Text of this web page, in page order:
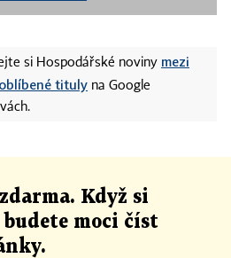
si Hospodářské noviny mezi
tituly na Google
zdarma. Když si
moci číst
.